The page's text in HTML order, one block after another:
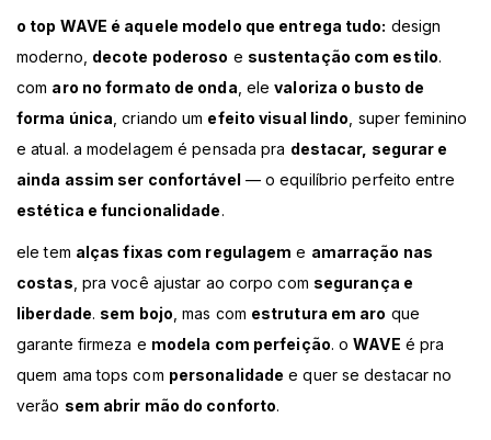
o top WAVE é aquele modelo que entrega tudo: design
moderno, decote poderoso e sustentação com estilo.
com aro no formato de onda , elevaloriza o busto de
forma única , criando um efeito visual lindo , super feminino
e atual. a modelagem é pensada pra destacar, segurar e
ainda assim ser confortável — o equilíbrio perfeito entre
estética e funcionalidade.
ele tem alças fixas com regulagem e amarração nas
costas , pra você ajustar ao corpo com segurança e
liberdade. sem bojo , mas com estrutura em aro que
garante firmeza e modela com perfeição. oWAVE é pra
quem ama tops com personalidade e quer se destacar no
verão sem abrir mão do conforto.